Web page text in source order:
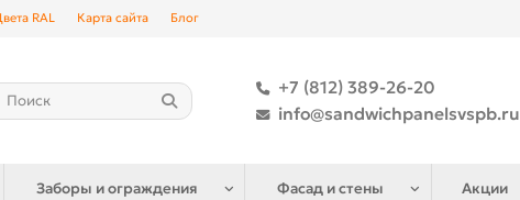
RAL Карта сайта Блог
+7 (812) 389-26-20
info@sandwichpanelsvspb.ru
Заборы и ограждения Фасад и стены Акции